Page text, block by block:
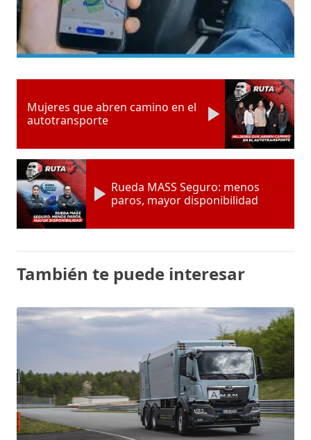
Mujeres que abren camino en el
autotransporte
Rueda MASS Seguro: menos
paros, mayor disponibilidad
También te puede interesar